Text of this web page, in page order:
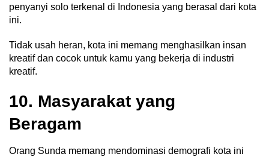
penyanyi solo terkenal di Indonesia yang berasal dari kota
ini.
Tidak usah heran, kota ini memang menghasilkan insan
kreatif dan cocok untuk kamu yang bekerja di industri
kreatif.
10. Masyarakat yang
Beragam
Orang Sunda memang mendominasi demografi kota ini